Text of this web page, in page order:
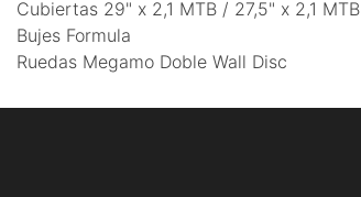
Cubiertas 29" x 2,1 MTB / 27,5" x 2,1 MTB
Bujes Formula
Ruedas Megamo Doble Wall Disc